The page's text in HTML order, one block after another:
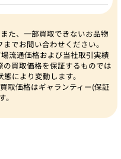
た、一部買取できないお品物
でお問い合わせください。
流通価格および当社取引実績
買取価格を保証するものでは
により変動します。
取価格はギャランティー(保証